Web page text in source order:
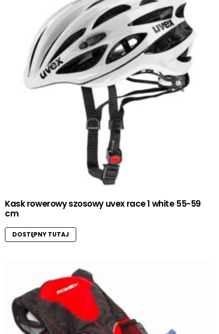
Kask rowerowy szosowy uvex race 1 white 55-59
cm
DOSTĘPNY TUTAJ